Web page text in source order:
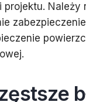
projektu.